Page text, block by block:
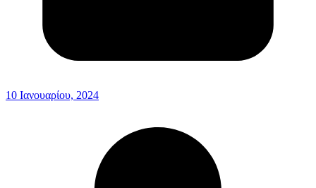
10 Ιανουαρίου, 2024